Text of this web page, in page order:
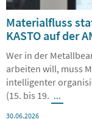
Materialfluss
KASTO auf der
Wer in der
arbeiten will, muss
intelligenter
(15. bis 19.